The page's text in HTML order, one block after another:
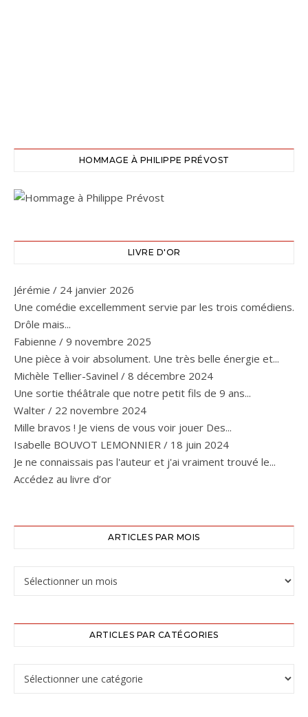
HOMMAGE À PHILIPPE PRÉVOST
LIVRE D'OR
Jérémie / 24 janvier 2026
Une comédie excellemment servie par les trois comédiens.
Drôle mais...
Fabienne / 9 novembre 2025
Une pièce à voir absolument. Une très belle énergie et...
Michèle Tellier-Savinel / 8 décembre 2024
Une sortie théâtrale que notre petit fils de 9 ans...
Walter / 22 novembre 2024
Mille bravos ! Je viens de vous voir jouer Des...
Isabelle BOUVOT LEMONNIER / 18 juin 2024
Je ne connaissais pas l'auteur et j'ai vraiment trouvé le...
Accédez au livre d’or
ARTICLES PAR MOIS
Articles par mois
ARTICLES PAR CATÉGORIES
Articles par catégories